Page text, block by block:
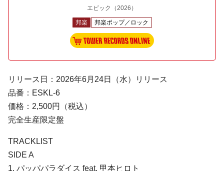
エピック （2026）
邦楽 邦楽ポップ／ロック
リリース日：2026年6月24日（水）リリース
品番：ESKL-6
価格：2,500円（税込）
完全生産限定盤
TRACKLIST
SIDE A
1. パッパパラダイス feat. 甲本ヒロト